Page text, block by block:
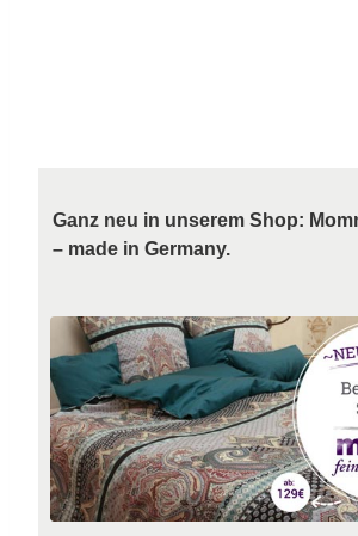
Ganz neu in unserem Shop:
– made in Germany.